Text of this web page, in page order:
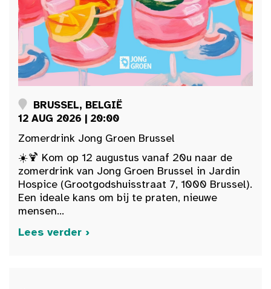
BRUSSEL, BELGIË
12 AUG 2026 | 20:00
Zomerdrink Jong Groen Brussel
☀️🍹 Kom op 12 augustus vanaf 20u naar de
zomerdrink van Jong Groen Brussel in Jardin
Hospice (Grootgodshuisstraat 7, 1000 Brussel).
Een ideale kans om bij te praten, nieuwe
mensen...
Lees verder ›